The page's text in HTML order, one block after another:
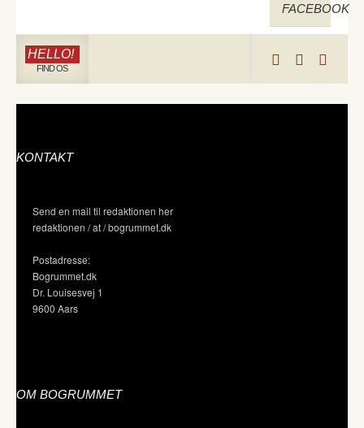
FACEBOOK
HELLO!
FIND OS
KONTAKT
Send en mail til redaktionen her
redaktionen / at / bogrummet.dk
Postadresse:
Bogrummet.dk
Dr. Louisesvej 1
9600 Aars
OM BOGRUMMET